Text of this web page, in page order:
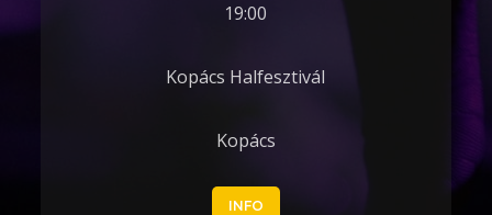
19:00
Kopács Halfesztivál
Kopács
INFO